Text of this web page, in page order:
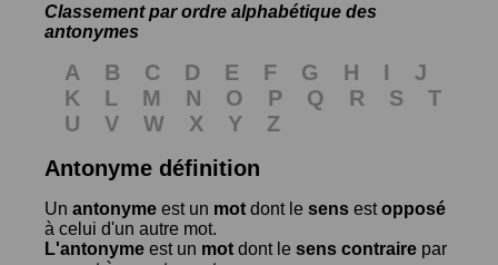
Classement par ordre alphabétique des
antonymes
A B C D E F G H I
J
K
L M N O P Q R S
T
U
V W X Y
Z
Antonyme définition
Un antonyme est un mot dont le sens estopposé
à celui d'un autre mot.
L'antonyme est un mot dont le sens contraire par